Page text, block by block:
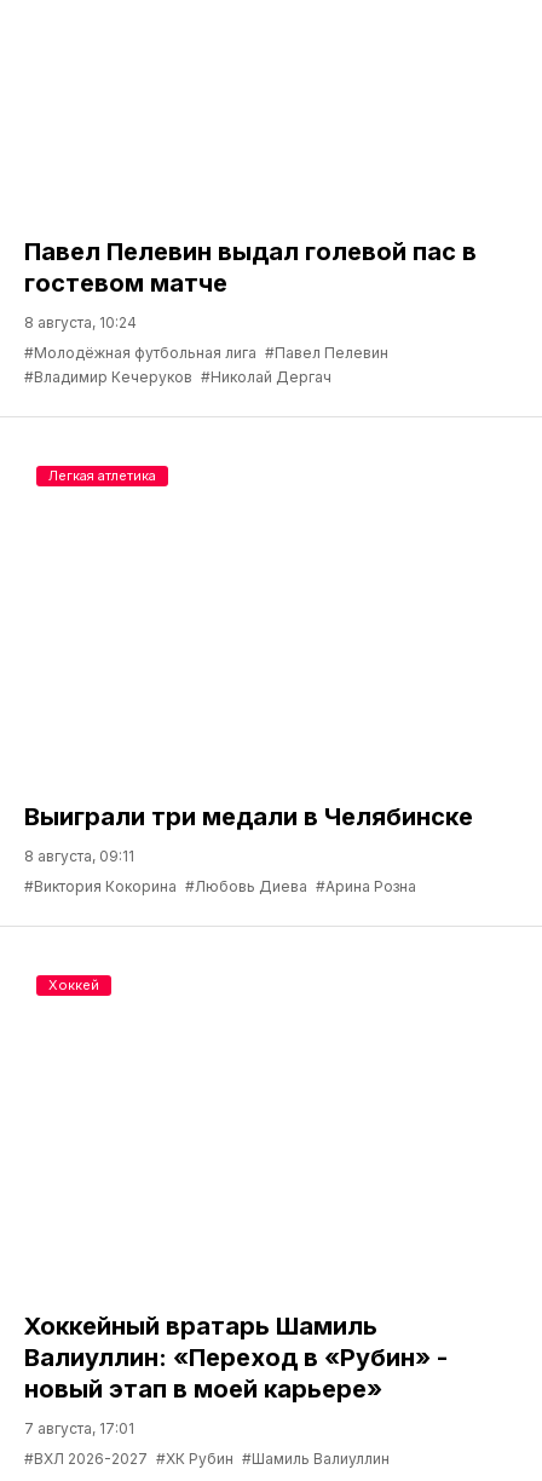
Павел Пелевин выдал голевой пас в
гостевом матче
8 августа, 10:24
#Молодёжная футбольная лига #Павел Пелевин
#Владимир Кечеруков #Николай Дергач
Выиграли три медали в Челябинске
8 августа, 09:11
#Виктория Кокорина #Любовь Диева #Арина Розна
Легкая атлетика
Хоккейный вратарь Шамиль
Валиуллин: «Переход в «Рубин» -
новый этап в моей карьере»
7 августа, 17:01
#ВХЛ 2026-2027 #ХК Рубин #Шамиль Валиуллин
Хоккей